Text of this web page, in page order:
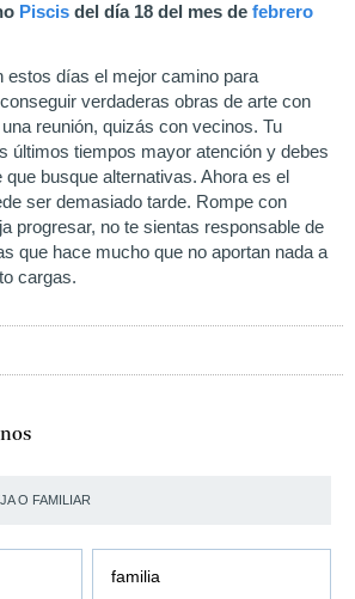
Piscis del día 18 del mes de febrero
estos días el mejor camino para
verdaderas obras de arte con
reunión, quizás con vecinos. Tu
últimos tiempos mayor atención y debes
que busque alternativas. Ahora es el
ser demasiado tarde. Rompe con
progresar, no te sientas responsable de
que hace mucho que no aportan nada a
cargas.
O FAMILIAR
familia